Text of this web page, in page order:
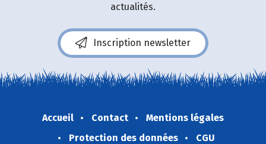
actualités.
Inscription newsletter
Accueil Contact
Mentions légales
Protection des données
CGU